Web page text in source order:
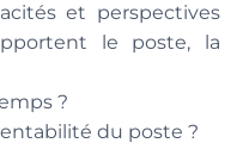
et perspectives
le poste, la
?
du poste ?